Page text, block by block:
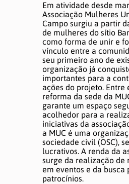
Em atividade desde
Associação Mulheres
Campo surgiu a partir
de mulheres do sítio
como forma de unir e
vínculo entre a
seu primeiro ano de
organização já
importantes para a
ações do projeto. Entre
reforma da sede da
garante um espaço
acolhedor para a
iniciativas da
a MUC é uma
sociedade civil (OSC),
lucrativos. A renda da
surge da realização de
em eventos e da busca
patrocínios.